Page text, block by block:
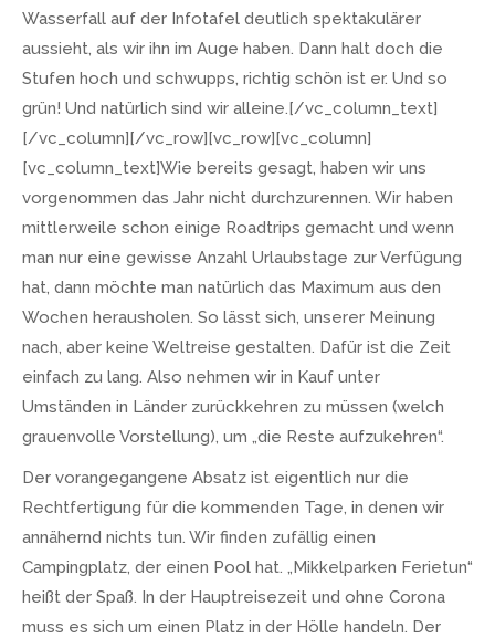
Wasserfall auf der Infotafel deutlich spektakulärer
aussieht, als wir ihn im Auge haben. Dann halt doch die
Stufen hoch und schwupps, richtig schön ist er. Und so
grün! Und natürlich sind wir alleine.[/vc_column_text]
[/vc_column][/vc_row][vc_row][vc_column]
[vc_column_text]Wie bereits gesagt, haben wir uns
vorgenommen das Jahr nicht durchzurennen. Wir haben
mittlerweile schon einige Roadtrips gemacht und wenn
man nur eine gewisse Anzahl Urlaubstage zur Verfügung
hat, dann möchte man natürlich das Maximum aus den
Wochen herausholen. So lässt sich, unserer Meinung
nach, aber keine Weltreise gestalten. Dafür ist die Zeit
einfach zu lang. Also nehmen wir in Kauf unter
Umständen in Länder zurückkehren zu müssen (welch
grauenvolle Vorstellung), um „die Reste aufzukehren“.
Der vorangegangene Absatz ist eigentlich nur die
Rechtfertigung für die kommenden Tage, in denen wir
annähernd nichts tun. Wir finden zufällig einen
Campingplatz, der einen Pool hat. „Mikkelparken Ferietun“
heißt der Spaß. In der Hauptreisezeit und ohne Corona
muss es sich um einen Platz in der Hölle handeln. Der